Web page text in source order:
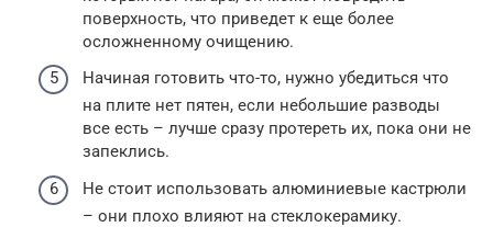
поверхность, что приведет к еще более
осложненному очищению.
Начиная готовить что-то, нужно убедиться что
на плите нет пятен, если небольшие разводы
все есть – лучше сразу протереть их, пока они не
запеклись.
Не стоит использовать алюминиевые кастрюли
– они плохо влияют на стеклокерамику.